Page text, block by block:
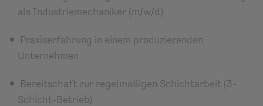
als Industriemechaniker (m/w/d)
Praxiserfahrung in einem produzierenden
Unternehmen
Bereitschaft zur regelmäßigen Schichtarbeit (3-
Schicht-Betrieb)